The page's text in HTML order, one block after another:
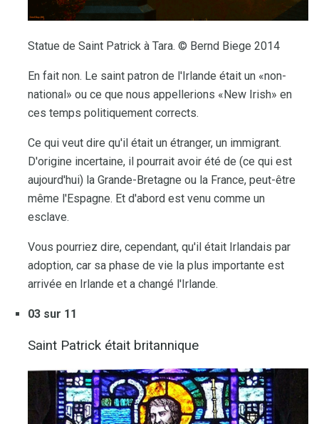
Statue de Saint Patrick à Tara. © Bernd Biege 2014
En fait non. Le saint patron de l'Irlande était un «non-
national» ou ce que nous appellerions «New Irish» en
ces temps politiquement corrects.
Ce qui veut dire qu'il était un étranger, un immigrant.
D'origine incertaine, il pourrait avoir été de (ce qui est
aujourd'hui) la Grande-Bretagne ou la France, peut-être
même l'Espagne. Et d'abord est venu comme un
esclave.
Vous pourriez dire, cependant, qu'il était Irlandais par
adoption, car sa phase de vie la plus importante est
arrivée en Irlande et a changé l'Irlande.
03 sur 11
Saint Patrick était britannique